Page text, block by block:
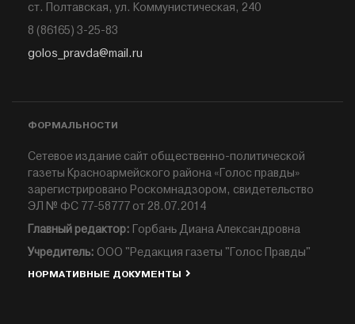
ст. Полтавская, ул. Коммунистическая, 240
8 (86165) 3-25-83
golos_pravda@mail.ru
ФОРМАЛЬНОСТИ
Сетевое издание сайт общественно-политической
газеты Красноармейского района «Голос правды»
зарегистрировано Роскомнадзором, свидетельство
ЭЛ № ФС 77-58777 от 28.07.2014
Главный редактор: Горбань Диана Александровна
Учредитель: ООО "Редакция газеты "Голос Правды"
НОРМАТИВНЫЕ ДОКУМЕНТЫ